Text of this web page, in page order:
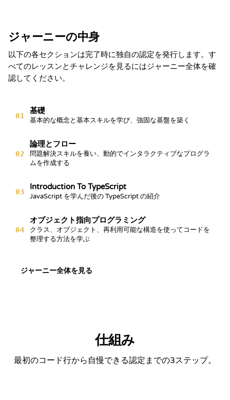
セクションを完了しました
JavaScript Fundamentals
Kevin Spektor
Kevin
Spektor, CTO
8/7/2026
日付
ジャーニーの中身
以下の各セクションは完了時に独自の認定を発行します。す
べてのレッスンとチャレンジを見るにはジャーニー全体を確
認してください。
01
基礎
基本的な概念と基本スキルを学び、強固な基盤を築く
02
論理とフロー
問題解決スキルを養い、動的でインタラクティブなプログラ
ムを作成する
03
Introduction To TypeScript
JavaScript を学んだ後の TypeScript の紹介
04
オブジェクト指向プログラミング
クラス、オブジェクト、再利用可能な構造を使ってコードを
整理する方法を学ぶ
ジャーニー全体を見る
仕組み
最初のコード行から自慢できる認定までの3ステップ。